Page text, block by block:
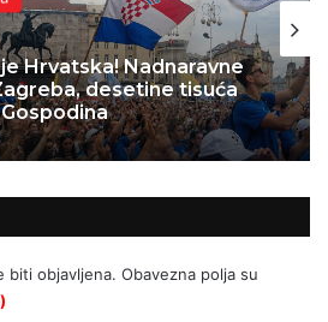
je Hrvatska! Nadnaravne
desetine tisuća
koja je spasila
biti objavljena. Obavezna polja su